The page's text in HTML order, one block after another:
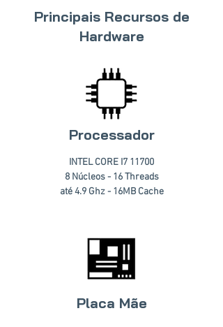
Principais Recursos de
Hardware
Processador
INTEL CORE I7 11700
8 Núcleos - 16 Threads
até 4.9 Ghz - 16MB Cache
Placa Mãe